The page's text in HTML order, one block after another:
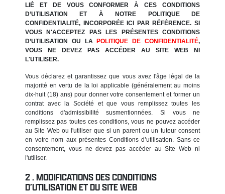
LIÉ ET DE VOUS CONFORMER À CES CONDITIONS
D’UTILISATION ET À NOTRE POLITIQUE DE
CONFIDENTIALITÉ, INCORPORÉE ICI PAR RÉFÉRENCE. SI
VOUS N'ACCEPTEZ PAS LES PRÉSENTES CONDITIONS
D’UTILISATION OU LAPOLITIQUE DE CONFIDENTIALITÉ,
VOUS NE DEVEZ PAS ACCÉDER AU SITE WEB NI
L'UTILISER.
Vous déclarez et garantissez que vous avez l'âge légal de la
majorité en vertu de la loi applicable (généralement au moins
dix-huit (18) ans) pour donner votre consentement et former un
contrat avec la Société et que vous remplissez toutes les
conditions d'admissibilité susmentionnées. Si vous ne
remplissez pas toutes ces conditions, vous ne pouvez accéder
au Site Web ou l'utiliser que si un parent ou un tuteur consent
en votre nom aux présentes Conditions d’utilisation. Sans ce
consentement, vous ne devez pas accéder au Site Web ni
l'utiliser.
MODIFICATIONS DES CONDITIONS
D’UTILISATION ET DU SITE WEB